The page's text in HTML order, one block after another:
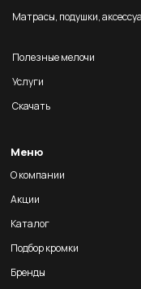
Матрасы, подушки,
Полезные мелочи
Услуги
Скачать
Меню
О компании
Акции
Каталог
Подбор кромки
Бренды